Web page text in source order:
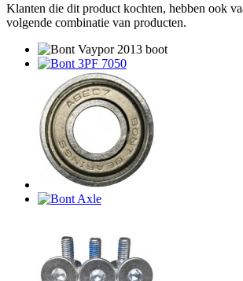
Klanten die dit product kochten, hebben ook
volgende combinatie van producten.